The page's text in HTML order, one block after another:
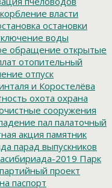
власти
остановки
воды
обращение открытые
отопительный
отпуск
и Коростелёва
охота охрана
сооружения
пал палаточный
акция памятник
парад выпускников
2019 Парк
партийный проект
паспорт